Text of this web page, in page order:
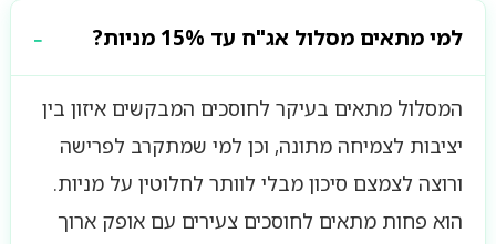
למי מתאים מסלול אג"ח עד 15% מניות?
המסלול מתאים בעיקר לחוסכים המבקשים איזון בין
יציבות לצמיחה מתונה, וכן למי שמתקרב לפרישה
ורוצה לצמצם סיכון מבלי לוותר לחלוטין על מניות.
הוא פחות מתאים לחוסכים צעירים עם אופק ארוך